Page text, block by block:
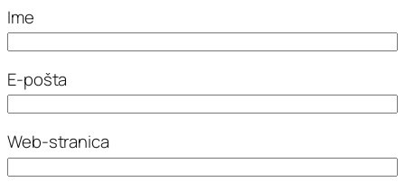
Ime
E-pošta
Web-stranica